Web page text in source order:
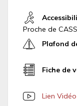
Proche de
Plafond
Fiche de
Lien Vidéo